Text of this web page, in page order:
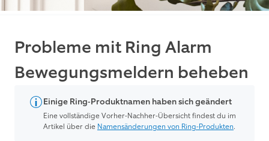
Probleme mit Ring Alarm
Bewegungsmeldern beheben
Einige Ring-Produktnamen haben sich geändert
Eine vollständige Vorher-Nachher-Übersicht findest du im
Artikel über die Namensänderungen von Ring-Produkten.